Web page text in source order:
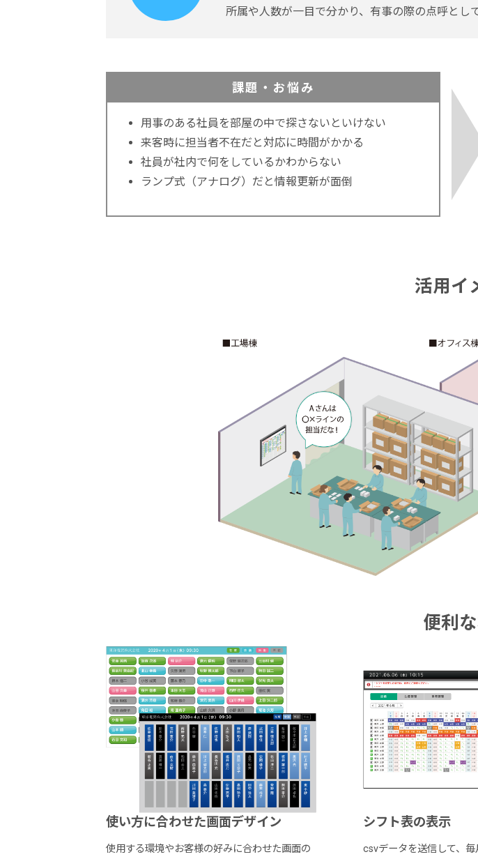
所属や人数が一目で分かり、有事の際の点呼とし
課題・お悩み
用事のある社員を部屋の中で探さないといけない
来客時に担当者不在だと対応に時間がかかる
社員が社内で何をしているかわからない
ランプ式（アナログ）だと情報更新が面倒
活用イ
便利
使い方に合わせた画面デザイン
使用する環境やお客様の好みに合わせた画面の
シフト表の表示
csvデータを送信して、